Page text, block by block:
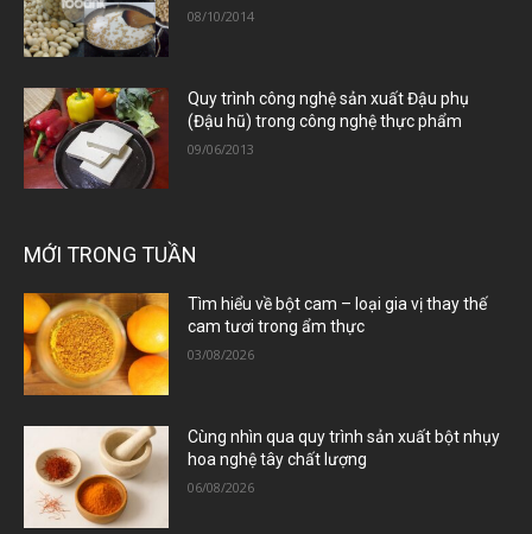
08/10/2014
Quy trình công nghệ sản xuất Đậu phụ
(Đậu hũ) trong công nghệ thực phẩm
09/06/2013
MỚI TRONG TUẦN
Tìm hiểu về bột cam – loại gia vị thay thế
cam tươi trong ẩm thực
03/08/2026
Cùng nhìn qua quy trình sản xuất bột nhụy
hoa nghệ tây chất lượng
06/08/2026